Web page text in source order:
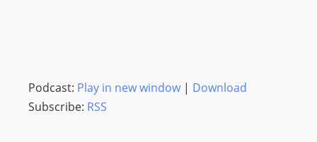
Podcast: Play in new window| Download
Subscribe: RSS